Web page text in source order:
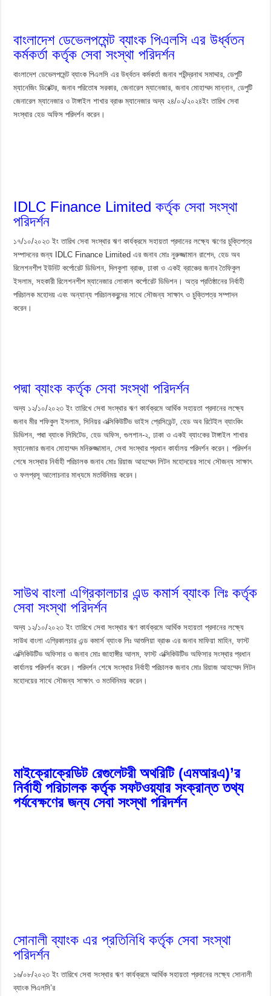
বাংলাদেশ ডেভেলপমেন্ট ব্যাংক পিএলসি এর উর্ধ্বতন
কর্মকর্তা কর্তৃক সেবা সংস্থা পরিদর্শন
বাংলাদেশ ডেভেলপমেন্ট ব্যাংক পিএলসি এর উর্ধ্বতন কর্মকর্তা জনাব শচীন্দ্রনাথ সমাদ্দার, ডেপুটি
ম্যানেজিং ডিরেক্টর, জনাব পরিতোষ সরকার, জেনারেল ম্যানেজার, জনাব মোহাম্মদ মান্নান, ডেপুটি
জেনারেল ম্যানেজার ও টাঙ্গাইল শাখার ব্রাঞ্চ ম্যানেজার অদ্য ২৪/০২/২০২৪ইং তারিখ সেবা
সংস্থার হেড অফিস পরিদর্শন করেন।
IDLC Finance Limited কর্তৃক সেবা সংস্থা
পরিদর্শন
১৭/১০/২০২৩ ইং তারিখ সেবা সংস্থার ঋণ কার্যক্রমে সহায়তা প্রদানের লক্ষ্যে ঋণের চুক্তিপত্র
সম্পাদনের জন্য IDLC Finance Limited এর জনাব মোঃ নুরুজ্জামান রাশেদ, হেড অব
রিলেশনশীপ ইউনিট কর্পোরেট ডিভিশন, দিলকুশা ব্রাঞ্চ, ঢাকা ও একই ব্রাঞ্চের জনাব তৈফিকুল
ইসলাম, সহকারী রিলেশনশীপ ম্যানেজার লোকাল কর্পোরেট ডিভিশন। অত্র প্রতিষ্ঠানের নির্বাহী
পরিচালক মহোদয় এবং অন্যান্য পরিচালকবৃন্দের সাথে সৌজন্য সাক্ষাৎ ও চুক্তিপত্র সম্পাদন
করেন।
পদ্মা ব্যাংক কর্তৃক সেবা সংস্থা পরিদর্শন
অদ্য ১২/১০/২০২৩ ইং তারিখে সেবা সংস্থার ঋণ কার্যক্রমে আর্থিক সহায়তা প্রদানের লক্ষ্যে
জনাব মীর শফিকুল ইসলাম, সিনিয়র এক্সিকিউটিভ ভাইস প্রেসিডেন্ট, হেড অব রিটেইল ব্যাংকিং
ডিভিশন, পদ্মা ব্যাংক লিমিটেড, হেড অফিস, গুলশান-২, ঢাকা ও একই ব্যাংকের টাঙ্গাইল শাখার
ম্যানেজার জনাব মোহাম্মদ মনিরুজ্জামান, সেবা সংস্থার প্রধান কার্যালয় পরিদর্শন করেন। পরিদর্শন
শেষে সংস্থার নির্বাহী পরিচালক জনাব মোঃ রিয়াজ আহম্মেদ লিটন মহোদয়ের সাথে সৌজন্য সাক্ষাৎ
ও ফলপ্রসূ আলোচনার মাধ্যমে মতবিনিময় করেন।
সাউথ বাংলা এগ্রিকালচার এন্ড কমার্স ব্যাংক লিঃ কর্তৃক
সেবা সংস্থা পরিদর্শন
অদ্য ১২/১০/২০২৩ ইং তারিখে সেবা সংস্থার ঋণ কার্যক্রমে আর্থিক সহায়তা প্রদানের লক্ষ্যে
সাউথ বাংলা এগ্রিকালচার এন্ড কমার্স ব্যাংক লিঃ আশুলিয়া ব্রাঞ্চ এর জনাব মাফিয়া মাহিন, ফাস্ট
এক্সিকিউটিভ অফিসার ও জনাব মোঃ জাহাঙ্গীর আলম, ফাস্ট এক্সিকিউটিভ অফিসার সংস্থার প্রধান
কার্যালয় পরিদর্শন করেন। পরিদর্শন শেষে সংস্থার নির্বাহী পরিচালক জনাব মোঃ রিয়াজ আহম্মেদ লিটন
মহোদয়ের সাথে সৌজন্য সাক্ষাৎ ও মতবিনিময় করেন।
মাইক্রোক্রেডিট রেগুলেটরী অথরিটি (এমআরএ)’র
নির্বাহী পরিচালক কর্তৃক সফটওয়্যার সংক্রান্ত তথ্য
পর্যবেক্ষণের জন্য সেবা সংস্থা পরিদর্শন
সোনালী ব্যাংক এর প্রতিনিধি কর্তৃক সেবা সংস্থা
পরিদর্শন
১৬/০৮/২০২৩ ইং তারিখে সেবা সংস্থার ঋণ কার্যক্রমে আর্থিক সহায়তা প্রদানের লক্ষ্যে সোনালী
ব্যাংক পিএলসি’র